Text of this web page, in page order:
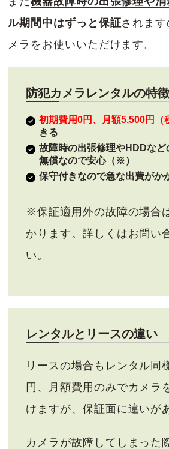
ル期間中はずっと保証されま
メラをお使いいただけます。
防犯カメラレンタルの特徴
初期費用0円、月額5,500円（
きる
故障時の出張修理やHDDな
無償なので安心（※）
保守付きなので急な出費がか
※保証適用外の故障の場合
かります。詳しくはお問い
い。
レンタルとリースの違い
リースの場合もレンタル同
円、月額費用のみでカメラ
けますが、保証面に違いが
カメラが故障してしまった